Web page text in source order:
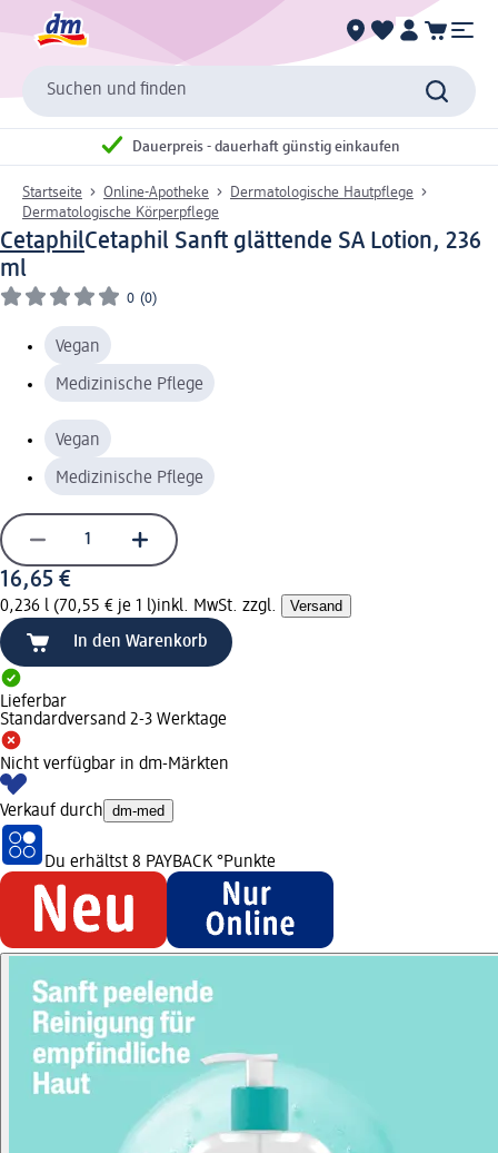
Suchen und finden
Dauerpreis - dauerhaft günstig einkaufen
Startseite Online-Apotheke
Dermatologische Hautpflege
Dermatologische Körperpflege
CetaphilCetaphil Sanft glättende SA Lotion, 236
ml
0 (0)
Vegan
Medizinische Pflege
Vegan
Medizinische Pflege
16,65 €
0,236 l (70,55 € je 1 l)inkl. MwSt. zzgl. Versand
In den Warenkorb
Lieferbar
Standardversand 2-3 Werktage
Nicht verfügbar in dm-Märkten
Verkauf durch dm-med
Du erhältst 8 PAYBACK °Punkte